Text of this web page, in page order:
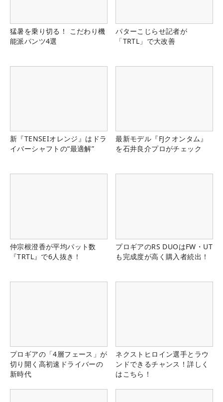
猛暑を乗り切る！ こだわり機
能派パンツ4選
パターこじらせ記者が
「TRTL」で大改善
新『TENSEIオレンジ』はドラ
イバーシャフトの“最適解”
最新モデル『FJクオンタム』
を石井良介プロがチェック
仲宗根澄香が平均パット数
『TRTL』で6人抜き！
プロギアのRS DUOはFW・UT
も完成度が高く購入者続出！
プロギアの「4層フェース」が
切り開く高初速ドライバーの
新時代
ネクストヒロイン選手とラウ
ンドできるチャンス！詳しく
はこちら！